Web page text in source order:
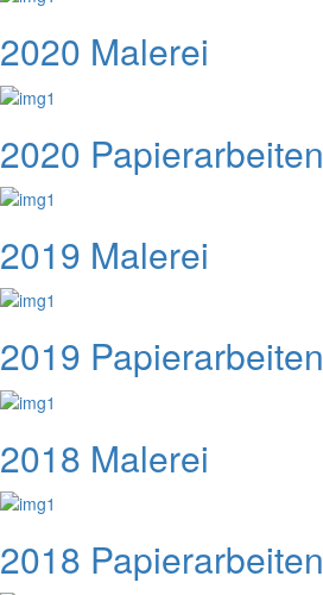
2020 Malerei
2020 Papierarbeiten
2019 Malerei
2019 Papierarbeiten
2018 Malerei
2018 Papierarbeiten